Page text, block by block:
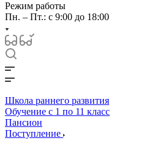
Режим работы
Пн. – Пт.: с 9:00 до 18:00
Школа раннего развития
Обучение с 1 по 11 класс
Пансион
Поступление